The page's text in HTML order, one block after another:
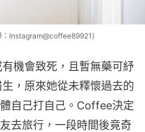
Instagram@coffee89921)
機會致死，且暫無藥可紓
，原來她從未釋懷過去的
自己打自己。Coffee決定
去旅行，一段時間後竟奇